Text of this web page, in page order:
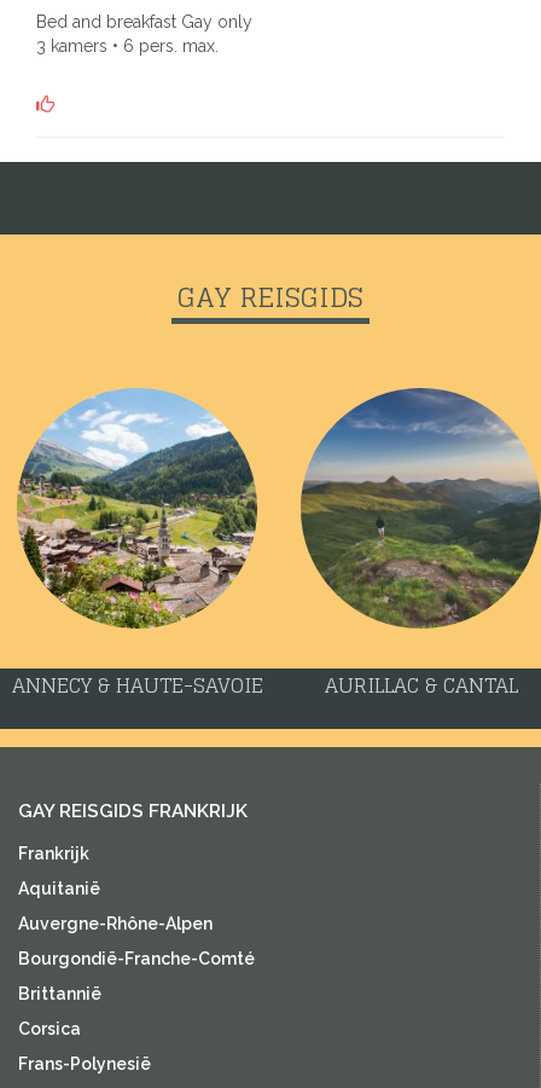
Bed and breakfast Gay only
3 kamers • 6 pers. max.
GAY REISGIDS
ANNECY & HAUTE-SAVOIE AURILLAC & CANTAL
GAY REISGIDS FRANKRIJK
Frankrijk
Aquitanië
Auvergne-Rhône-Alpen
Bourgondië-Franche-Comté
Brittannië
Corsica
Frans-Polynesië